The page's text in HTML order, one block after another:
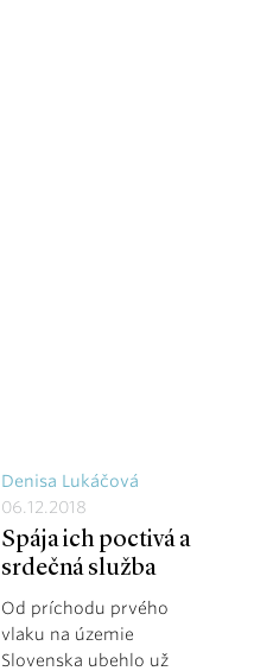
Denisa Lukáčová
06.12.2018
Spája ich poctivá a
srdečná služba
Od príchodu prvého
vlaku na územie
Slovenska ubehlo už